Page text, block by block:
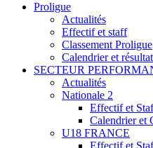
Proligue
Actualités
Effectif et staff
Classement Proligue
Calendrier et
SECTEUR
Actualités
Nationale 2
Effectif et
Calendrier et
U18 FRANCE
Effectif et